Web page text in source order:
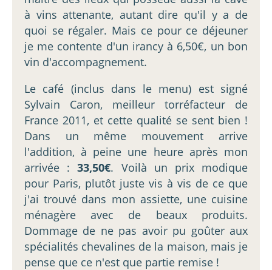
à vins attenante, autant dire qu'il y a de
quoi se régaler. Mais ce pour ce déjeuner
je me contente d'un irancy à 6,50€, un bon
vin d'accompagnement.
Le café (inclus dans le menu) est signé
Sylvain Caron, meilleur torréfacteur de
France 2011, et cette qualité se sent bien !
Dans un même mouvement arrive
l'addition, à peine une heure après mon
arrivée :33,50€. Voilà un prix modique
pour Paris, plutôt juste vis à vis de ce que
j'ai trouvé dans mon assiette, une cuisine
ménagère avec de beaux produits.
Dommage de ne pas avoir pu goûter aux
spécialités chevalines de la maison, mais je
pense que ce n'est que partie remise !